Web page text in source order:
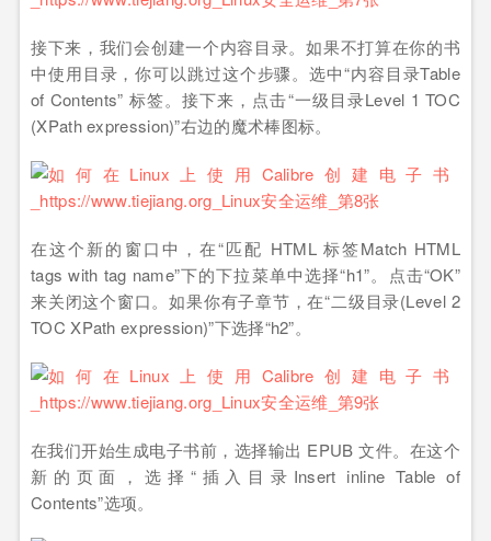
接下来，我们会创建一个内容目录。如果不打算在你的书
中使用目录，你可以跳过这个步骤。选中“内容目录Table
of Contents” 标签。接下来，点击“一级目录Level 1 TOC
(XPath expression)”右边的魔术棒图标。
在这个新的窗口中，在“匹配 HTML 标签Match HTML
tags with tag name”下的下拉菜单中选择“h1”。点击“OK”
来关闭这个窗口。如果你有子章节，在“二级目录(Level 2
TOC XPath expression)”下选择“h2”。
在我们开始生成电子书前，选择输出 EPUB 文件。在这个
新的页面，选择“插入目录Insert inline Table of
Contents”选项。